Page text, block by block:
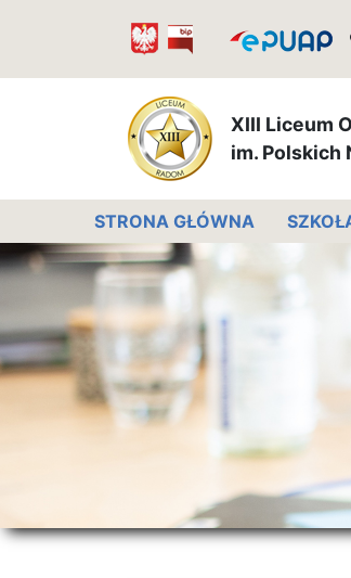
XIII Liceum
im. Polskich
STRONA GŁÓWNA